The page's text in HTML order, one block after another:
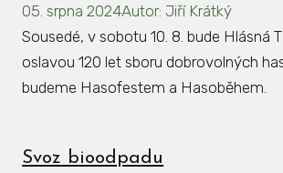
05. srpna 2024Autor: Jiří Krátký
Sousedé, v sobotu 10. 8. bude Hlásná
oslavou 120 let sboru dobrovolných
budeme Hasofestem a Hasoběhem.
Svoz bioodpadu